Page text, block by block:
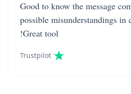
Good to know the message
possible misunderstandings in
Great tool!
Trustpilot